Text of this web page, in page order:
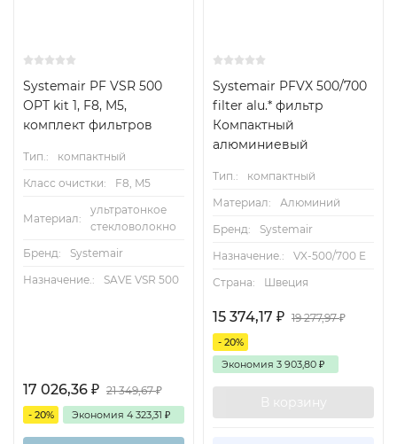
Systemair PF VSR 500
OPT kit 1, F8, M5,
комплект фильтров
Тип.:
компактный
Класс очистки:
F8, M5
Материал:
ультратонкое
стекловолокно
Бренд:
Systemair
Назначение.:
SAVE VSR 500
17 026,36 ₽ 21 349,67₽
- 20% Экономия 4 323,31 ₽
Systemair PFVX 500/700
filter alu.* фильтр
Компактный
алюминиевый
Тип.:
компактный
Материал:
Алюминий
Бренд:
Systemair
Назначение.:
VX-500/700 E
Страна:
Швеция
15 374,17 ₽ 19 277,97₽
- 20%
Экономия 3 903,80 ₽
В корзину